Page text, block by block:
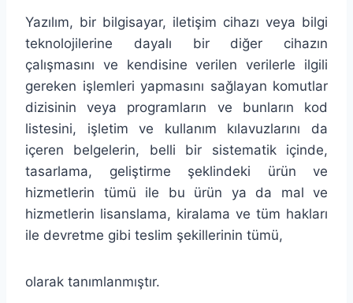
Yazılım, bir bilgisayar, iletişim cihazı veya bilgi
teknolojilerine dayalı bir diğer cihazın
çalışmasını ve kendisine verilen verilerle ilgili
gereken işlemleri yapmasını sağlayan komutlar
dizisinin veya programların ve bunların kod
listesini, işletim ve kullanım kılavuzlarını da
içeren belgelerin, belli bir sistematik içinde,
tasarlama, geliştirme şeklindeki ürün ve
hizmetlerin tümü ile bu ürün ya da mal ve
hizmetlerin lisanslama, kiralama ve tüm hakları
ile devretme gibi teslim şekillerinin tümü,
olarak tanımlanmıştır.